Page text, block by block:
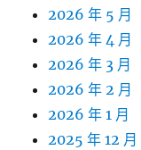
2026 年 5 月
2026 年 4 月
2026 年 3 月
2026 年 2 月
2026 年 1 月
2025 年 12 月